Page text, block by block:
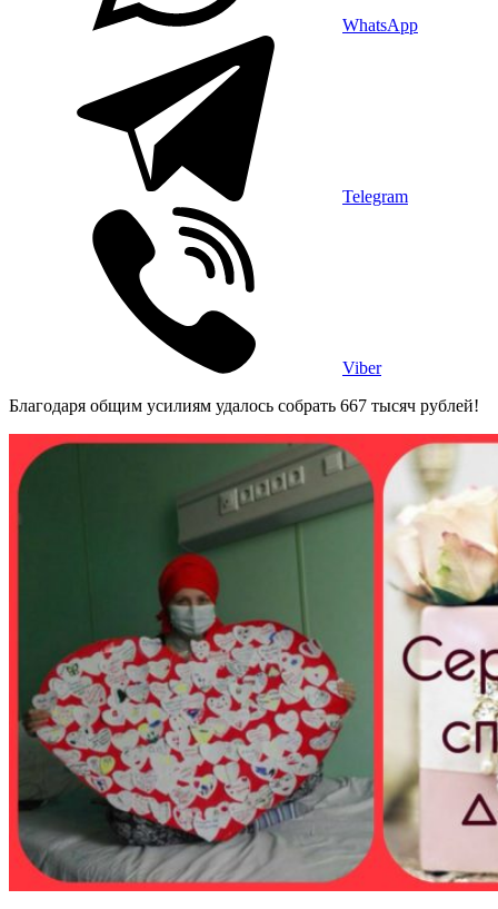
WhatsApp
Telegram
Viber
Благодаря общим усилиям удалось собрать 667 тысяч рублей!